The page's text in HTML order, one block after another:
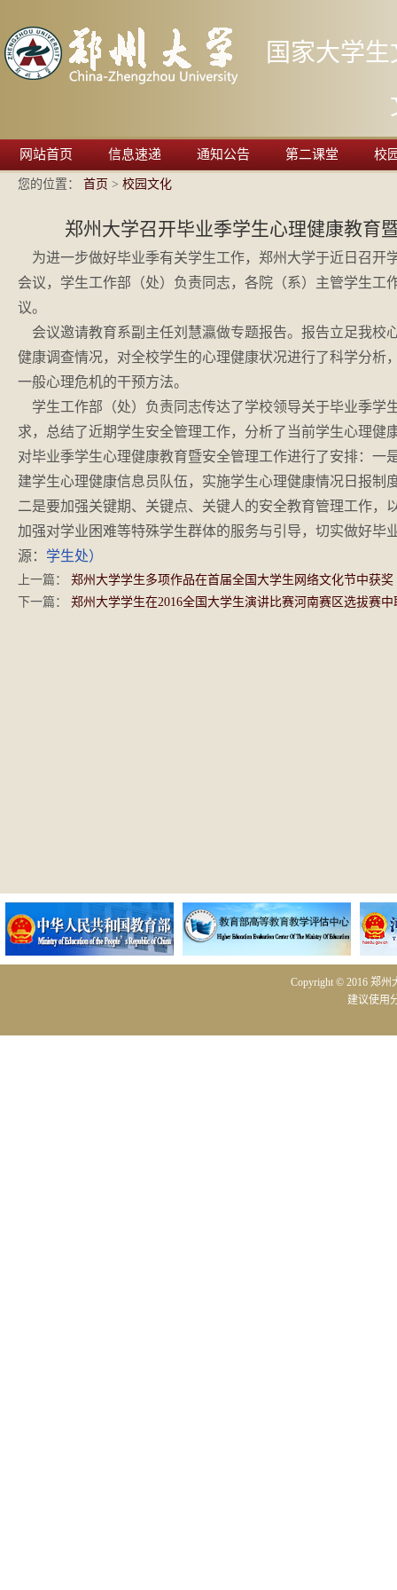
国家大学
网站首页 信息速递 通知公告 第二课堂 校
您的位置： 首页 > 校园文化
郑州大学召开毕业季学生心理健康教育
为进一步做好毕业季有关学生工作，郑州大学于近日召开
会议，学生工作部（处）负责同志，各院（系）主管学生工
议。
会议邀请教育系副主任刘慧瀛做专题报告。报告立足我校
健康调查情况，对全校学生的心理健康状况进行了科学分析
一般心理危机的干预方法。
学生工作部（处）负责同志传达了学校领导关于毕业季学
求，总结了近期学生安全管理工作，分析了当前学生心理健
对毕业季学生心理健康教育暨安全管理工作进行了安排：一
建学生心理健康信息员队伍，实施学生心理健康情况日报制
二是要加强关键期、关键点、关键人的安全教育管理工作，
加强对学业困难等特殊学生群体的服务与引导，切实做好毕
源： 学生处）
上一篇： 郑州大学学生多项作品在首届全国大学生网络文化节中获奖
下一篇： 郑州大学学生在2016全国大学生演讲比赛河南赛区选拔赛中
Copyright © 2016 郑州
建议使用